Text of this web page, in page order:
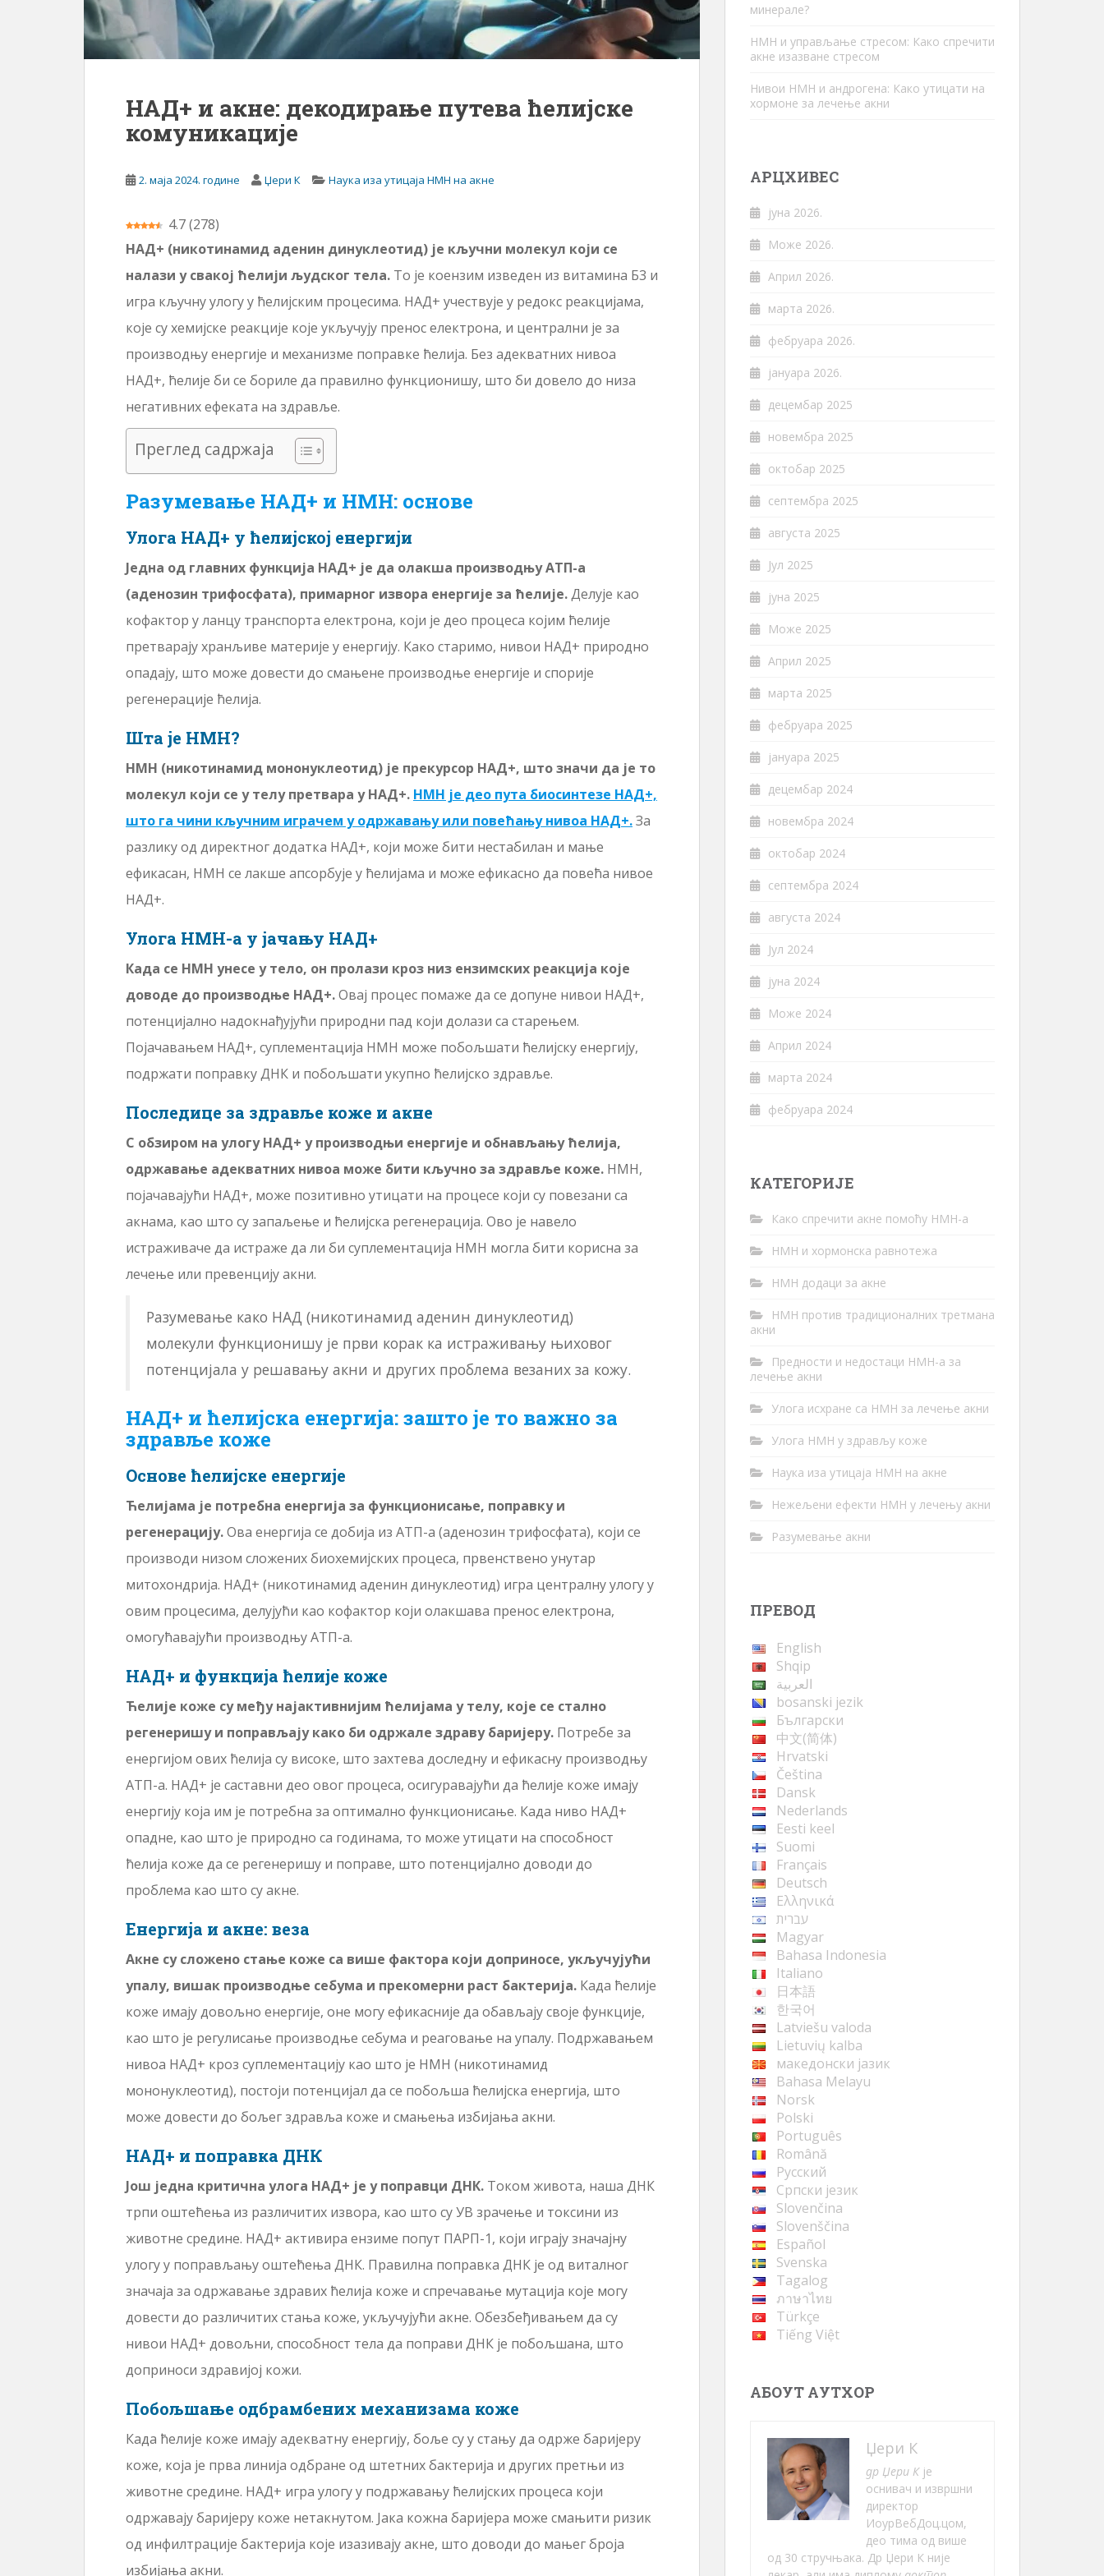
НАД+ и акне: декодирање путева ћелијске
комуникације
2. маја 2024. године Џери К Наука иза утицаја НМН на акне
4.7(278)
НАД+ (никотинамид аденин динуклеотид) је кључни молекул који се
налази у свакој ћелији људског тела. То је коензим изведен из витамина Б3 и
игра кључну улогу у ћелијским процесима. НАД+ учествује у редокс реакцијама,
које су хемијске реакције које укључују пренос електрона, и централни је за
производњу енергије и механизме поправке ћелија. Без адекватних нивоа
НАД+, ћелије би се бориле да правилно функционишу, што би довело до низа
негативних ефеката на здравље.
Преглед садржаја
Разумевање НАД+ и НМН: основе
Улога НАД+ у ћелијској енергији
Једна од главних функција НАД+ је да олакша производњу АТП-а
(аденозин трифосфата), примарног извора енергије за ћелије.Делује као
кофактор у ланцу транспорта електрона, који је део процеса којим ћелије
претварају хранљиве материје у енергију. Како старимо, нивои НАД+ природно
опадају, што може довести до смањене производње енергије и спорије
регенерације ћелија.
Шта је НМН?
НМН (никотинамид мононуклеотид) је прекурсор НАД+, што значи да је то
молекул који се у телу претвара у НАД+. НМН је део пута биосинтезе НАД+,
што га чини кључним играчем у одржавању или повећању нивоа НАД+.За
разлику од директног додатка НАД+, који може бити нестабилан и мање
ефикасан, НМН се лакше апсорбује у ћелијама и може ефикасно да повећа нивое
НАД+.
Улога НМН-а у јачању НАД+
Када се НМН унесе у тело, он пролази кроз низ ензимских реакција које
доводе до производње НАД+.Овај процес помаже да се допуне нивои НАД+,
потенцијално надокнађујући природни пад који долази са старењем.
Појачавањем НАД+, суплементација НМН може побољшати ћелијску енергију,
подржати поправку ДНК и побољшати укупно ћелијско здравље.
Последице за здравље коже и акне
С обзиром на улогу НАД+ у производњи енергије и обнављању ћелија,
одржавање адекватних нивоа може бити кључно за здравље коже. НМН,
појачавајући НАД+, може позитивно утицати на процесе који су повезани са
акнама, као што су запаљење и ћелијска регенерација. Ово је навело
истраживаче да истраже да ли би суплементација НМН могла бити корисна за
лечење или превенцију акни.
Разумевање како НАД (никотинамид аденин динуклеотид)
молекули функционишу је први корак ка истраживању њиховог
потенцијала у решавању акни и других проблема везаних за кожу.
НАД+ и ћелијска енергија: зашто је то важно за
здравље коже
Основе ћелијске енергије
Ћелијама је потребна енергија за функционисање, поправку и
регенерацију.Ова енергија се добија из АТП-а (аденозин трифосфата), који се
производи низом сложених биохемијских процеса, првенствено унутар
митохондрија. НАД+ (никотинамид аденин динуклеотид) игра централну улогу у
овим процесима, делујући као кофактор који олакшава пренос електрона,
омогућавајући производњу АТП-а.
НАД+ и функција ћелије коже
Ћелије коже су међу најактивнијим ћелијама у телу, које се стално
регенеришу и поправљају како би одржале здраву баријеру. Потребе за
енергијом ових ћелија су високе, што захтева доследну и ефикасну производњу
АТП-а. НАД+ је саставни део овог процеса, осигуравајући да ћелије коже имају
енергију која им је потребна за оптимално функционисање. Када ниво НАД+
опадне, као што је природно са годинама, то може утицати на способност
ћелија коже да се регенеришу и поправе, што потенцијално доводи до
проблема као што су акне.
Енергија и акне: веза
Акне су сложено стање коже са више фактора који доприносе, укључујући
упалу, вишак производње себума и прекомерни раст бактерија. Када ћелије
коже имају довољно енергије, оне могу ефикасније да обављају своје функције,
као што је регулисање производње себума и реаговање на упалу. Подржавањем
нивоа НАД+ кроз суплементацију као што је НМН (никотинамид
мононуклеотид), постоји потенцијал да се побољша ћелијска енергија, што
може довести до бољег здравља коже и смањења избијања акни.
НАД+ и поправка ДНК
Још једна критична улога НАД+ је у поправци ДНК. Током живота, наша ДНК
трпи оштећења из различитих извора, као што су УВ зрачење и токсини из
животне средине. НАД+ активира ензиме попут ПАРП-1, који играју значајну
улогу у поправљању оштећења ДНК. Правилна поправка ДНК је од виталног
значаја за одржавање здравих ћелија коже и спречавање мутација које могу
довести до различитих стања коже, укључујући акне. Обезбеђивањем да су
нивои НАД+ довољни, способност тела да поправи ДНК је побољшана, што
доприноси здравијој кожи.
Побољшање одбрамбених механизама коже
Када ћелије коже имају адекватну енергију, боље су у стању да одрже баријеру
коже, која је прва линија одбране од штетних бактерија и других претњи из
животне средине. НАД+ игра улогу у подржавању ћелијских процеса који
одржавају баријеру коже нетакнутом. Јака кожна баријера може смањити ризик
од инфилтрације бактерија које изазивају акне, што доводи до мањег броја
избијања акни.
минерале?
НМН и управљање стресом: Како спречити
акне изазване стресом
Нивои НМН и андрогена: Како утицати на
хормоне за лечење акни
АРЦХИВЕС
јуна 2026.
Може 2026.
Април 2026.
марта 2026.
фебруара 2026.
јануара 2026.
децембар 2025
новембра 2025
октобар 2025
септембра 2025
августа 2025
Јул 2025
јуна 2025
Може 2025
Април 2025
марта 2025
фебруара 2025
јануара 2025
децембар 2024
новембра 2024
октобар 2024
септембра 2024
августа 2024
Јул 2024
јуна 2024
Може 2024
Април 2024
марта 2024
фебруара 2024
КАТЕГОРИЈЕ
Како спречити акне помоћу НМН-а
НМН и хормонска равнотежа
НМН додаци за акне
НМН против традиционалних третмана
акни
Предности и недостаци НМН-а за
лечење акни
Улога исхране са НМН за лечење акни
Улога НМН у здрављу коже
Наука иза утицаја НМН на акне
Нежељени ефекти НМН у лечењу акни
Разумевање акни
ПРЕВОД
English
Shqip
العربية
bosanski jezik
Български
中文(简体)
Hrvatski
Čeština
Dansk
Nederlands
Eesti keel
Suomi
Français
Deutsch
Ελληνικά
עברית
Magyar
Bahasa Indonesia
Italiano
日本語
한국어
Latviešu valoda
Lietuvių kalba
македонски јазик
Bahasa Melayu
Norsk
Polski
Português
Română
Русский
Cрпски језик
Slovenčina
Slovenščina
Español
Svenska
Tagalog
ภาษาไทย
Türkçe
Tiếng Việt
АБОУТ АУТХОР
Џери К
др Џери Кје
оснивач и извршни
директор
ИоурВебДоц.цом,
део тима од више
од 30 стручњака. Др Џери К није